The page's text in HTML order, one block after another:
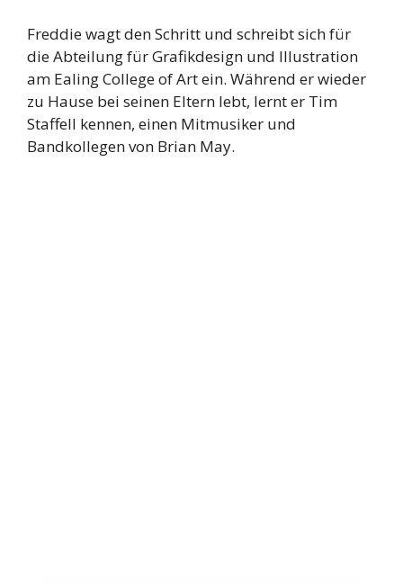
Freddie wagt den Schritt und schreibt sich für
die Abteilung für Grafikdesign und Illustration
am Ealing College of Art ein. Während er wieder
zu Hause bei seinen Eltern lebt, lernt er Tim
Staffell kennen, einen Mitmusiker und
Bandkollegen von Brian May.